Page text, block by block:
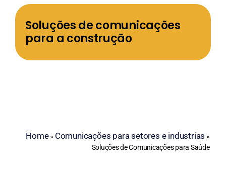
Soluções de comunicações
para a construção
Home» Comunicações para setores e industrias »
Soluções de Comunicações para Saúde